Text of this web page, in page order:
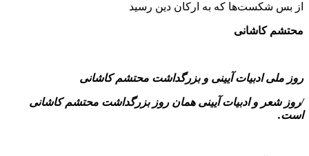
از بس شکست‌ها که به ارکان دین رسید
محتشم کاشانی
روز ملی ادبیات آیینی و بزرگداشت محتشم کاشانی
/روز شعر و ادبیات آیینی همان روز بزرگداشت محتشم کاشانی
است.